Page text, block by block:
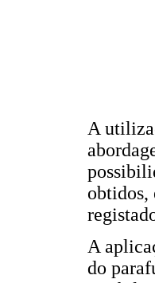
A
obtidos,
A
do